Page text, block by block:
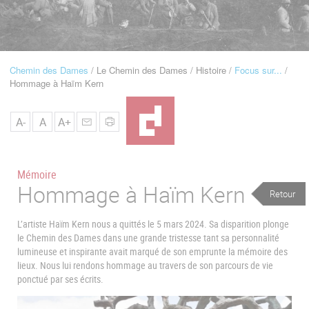
Navigation
Fil
Chemin des Dames Le Chemin des Dames Histoire
Focus sur...
Hommage à Haïm Kern
A- A A+
Mémoire
Retour
Hommage à Haïm Kern
L’artiste Haïm Kern nous a quittés le 5 mars 2024. Sa disparition plonge
le Chemin des Dames dans une grande tristesse tant sa personnalité
lumineuse et inspirante avait marqué de son emprunte la mémoire des
lieux. Nous lui rendons hommage au travers de son parcours de vie
ponctué par ses écrits.